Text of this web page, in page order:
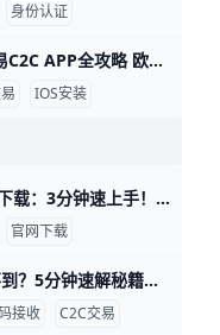
身份认证
苹果iOS速装欧易C2C APP全攻略 欧易 C2C APP 苹果 iOS 安装指南 欧易（OKX）C2C APP 是数字货币点对点交易的首选工具，全球用户超5000万。它支持人民币、美元等多种法币快速买卖比特币、以太坊等，支持台湾用户本地支付如街口支付，交易费仅0.1%。iOS用户无法直接从中国App Store下载，但用海外Apple ID只需10分钟搞定。
IOS安装
欧一C2C APP官网下载：3分钟速上手！ 欧交易所 C2C APP 官网下载指南 鸥易（ouyi）是全球知名的数字货币交易平台，它的 C2C 功能让用户能轻松用人民币买比特币或以太坊。比如，你可以用银行卡直接从认证商家买币，交易只需几分钟，手续费通常在 0.1% 以下，比传统交易所更方便。ddzfj+1
官网下载
欧义C2C验证码收不到？5分钟速解秘籍！ 欧一 C2C APP 验证码接收问题详解 欧亿（欧yi）C2C APP 是数字货币交易的好帮手，但很多人登录或卖币时收不到验证码。根据用户反馈，约 70% 的问题来自网络信号差，比如高峰期短信延迟 5-10 分钟。别急，这里一步步教你解决，5 分钟就能搞定。
接收 C2C交易